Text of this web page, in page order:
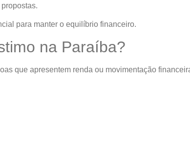
para manter o equilíbrio financeiro.
na Paraíba?
que apresentem renda ou movimentação